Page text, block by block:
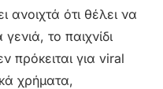
ότι θέλει να
το παιχνίδι
πρόκειται για viral
χρήματα,